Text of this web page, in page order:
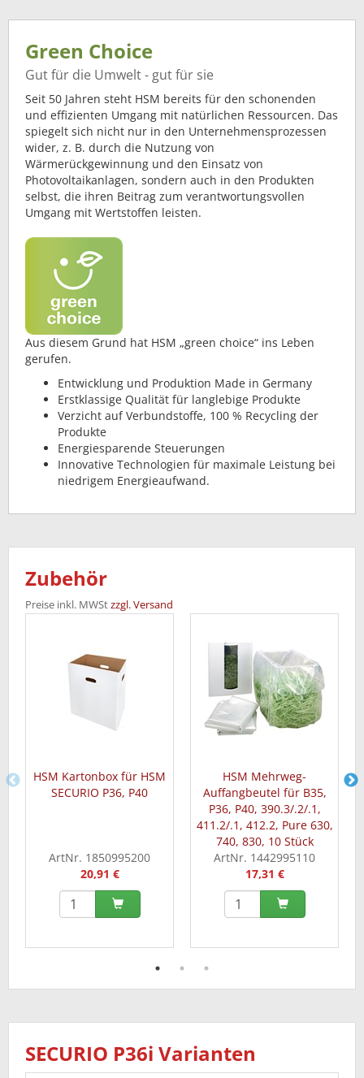
Green Choice
Gut für die Umwelt - gut für sie
Seit 50 Jahren steht HSM bereits für den schonenden
und effizienten Umgang mit natürlichen Ressourcen. Das
spiegelt sich nicht nur in den Unternehmensprozessen
wider, z. B. durch die Nutzung von
Wärmerückgewinnung und den Einsatz von
Photovoltaikanlagen, sondern auch in den Produkten
selbst, die ihren Beitrag zum verantwortungsvollen
Umgang mit Wertstoffen leisten.
Aus diesem Grund hat HSM „green choice“ ins Leben
gerufen.
Entwicklung und Produktion Made in Germany
Erstklassige Qualität für langlebige Produkte
Verzicht auf Verbundstoffe, 100 % Recycling der
Produkte
Energiesparende Steuerungen
Innovative Technologien für maximale Leistung bei
niedrigem Energieaufwand.
Zubehör
Preise inkl. MWStzzgl. Versand
HSM Kartonbox für HSM
SECURIO P36, P40
ArtNr. 1850995200
20,91 €
HSM Mehrweg-
Auffangbeutel für B35,
P36, P40, 390.3/.2/.1,
411.2/.1, 412.2, Pure 630,
740, 830, 10 Stück
ArtNr. 1442995110
17,31 €
SECURIO P36i Varianten